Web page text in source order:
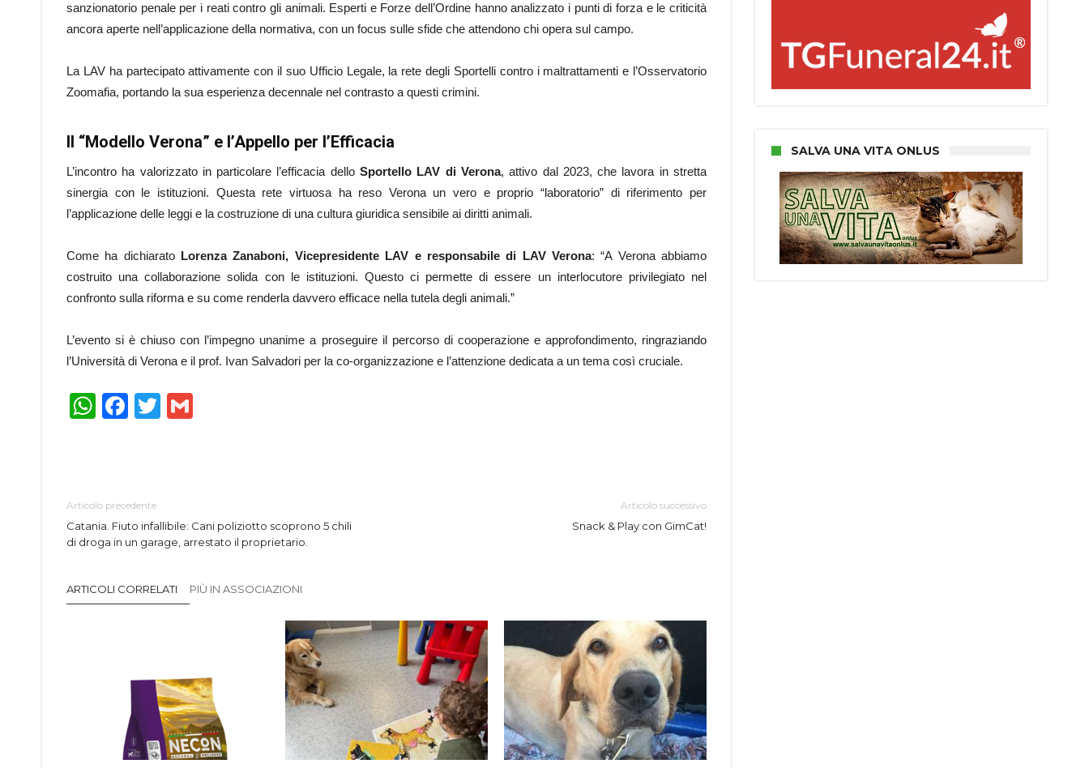
sanzionatorio penale per i reati contro gli animali. Esperti e Forze dell’Ordine hanno analizzato i punti di forza e le criticità
ancora aperte nell’applicazione della normativa, con un focus sulle sfide che attendono chi opera sul campo.
La LAV ha partecipato attivamente con il suo Ufficio Legale, la rete degli Sportelli contro i maltrattamenti e l’Osservatorio
Zoomafia, portando la sua esperienza decennale nel contrasto a questi crimini.
Il “Modello Verona” e l’Appello per l’Efficacia
L’incontro ha valorizzato in particolare l’efficacia delloSportello LAV di Verona, attivo dal 2023, che lavora in stretta
sinergia con le istituzioni. Questa rete virtuosa ha reso Verona un vero e proprio “laboratorio” di riferimento per
l’applicazione delle leggi e la costruzione di una cultura giuridica sensibile ai diritti animali.
Come ha dichiarato Lorenza Zanaboni, Vicepresidente LAV e responsabile di LAV Verona: “A Verona abbiamo
costruito una collaborazione solida con le istituzioni. Questo ci permette di essere un interlocutore privilegiato nel
confronto sulla riforma e su come renderla davvero efficace nella tutela degli animali.”
L’evento si è chiuso con l’impegno unanime a proseguire il percorso di cooperazione e approfondimento, ringraziando
l’Università di Verona e il prof. Ivan Salvadori per la co-organizzazione e l’attenzione dedicata a un tema così cruciale.
WhatsApp
Facebook
Twitter
Articolo precedente
Catania. Fiuto infallibile: Cani poliziotto scoprono 5 chili
di droga in un garage, arrestato il proprietario.
Articolo successivo
Snack & Play con GimCat!
ARTICOLI CORRELATI PIÙ IN ASSOCIAZIONI
SALVA UNA VITA ONLUS